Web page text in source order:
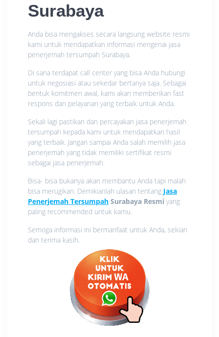
Surabaya
Anda bisa mengakses secara langsung website resmi
kami untuk mendapatkan informasi mengenai jasa
penerjemah tersumpah Surabaya.
Di sana terdapat call center yang bisa Anda hubungi
untuk negosiasi atau sekedar bertanya saja. Sebagai
bentuk komitmen awal, kami akan memberikan fast
respons dan pelayanan yang terbaik untuk Anda.
Sekali lagi pastikan dan percayakan jasa penerjemah
tersumpah kepada kami untuk mendapatkan hasil
yang terbaik. Jangan sampai Anda salah memilih jasa
penerjemah yang tidak memiliki sertifikat resmi
sebagai jasa penerjemah.
Bisa- bisa bukanya akan membantu Anda tapi malah
bisa merugikan. Demikianlah ulasan tentang Jasa
Penerjemah Tersumpah Surabaya Resmi yang
paling recommended untuk kamu.
Semoga informasi ini bermanfaat untuk Anda, sekian
dan terima kasih.